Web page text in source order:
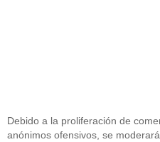
Debido a la proliferación de
anónimos ofensivos, se